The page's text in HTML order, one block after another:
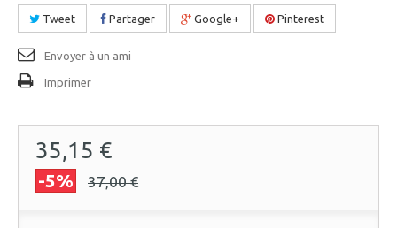
Tweet Partager Google+ Pinterest
Envoyer à un ami
Imprimer
35,15 €
-5% 37,00 €